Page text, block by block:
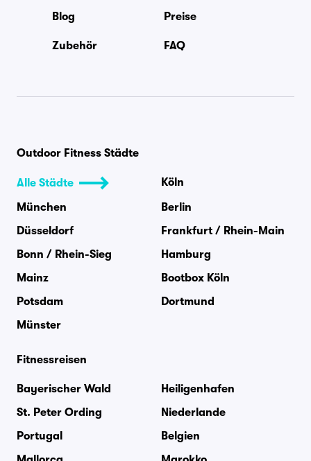
Blog Preise
Zubehör FAQ
Outdoor Fitness Städte
Alle Städte
Köln
München
Berlin
Düsseldorf
Frankfurt / Rhein-Main
Bonn / Rhein-Sieg
Hamburg
Mainz
Bootbox Köln
Potsdam
Dortmund
Münster
Fitnessreisen
Bayerischer Wald
Heiligenhafen
St. Peter Ording
Niederlande
Portugal
Belgien